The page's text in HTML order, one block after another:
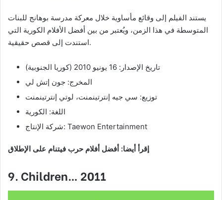
يستند الفيلم إلى وقائع مأساوية خلال معركة مدرسة بوهانج للبنات
المتوسطة في هذا الزمن، ويُعتبر من بين أفضل الأفلام الكورية التي
استندت إلى قصص حقيقية.
تاريخ الإصدار: 16 يونيو 2010 (كوريا الجنوبية)
المخرج: جون إتش لي
توزيع: سي جيه إنترتينمنت، لوتي إنترتينمنت
اللغة: الكورية
شركة الإنتاج: Taewon Entertainment
إقرأ أيضا: أفضل أفلام حرب فيتنام على الإطلاق
9. Children… 2011